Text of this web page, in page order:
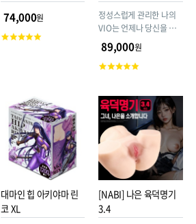
74,000원
고
정성스럽게 관리한 나의
VIO는 언제나 당신을 원
하고 있어! 양손으로 잡거
나 바닥에 고정해 허리를
흔들기에 가장 좋은 사이
조로 확실하게 허리 흔들
기 가능.
89,000원
고
점
대마인 힙 아키야마 린
코 XL
[NABI] 나은 육덕명기
3.4